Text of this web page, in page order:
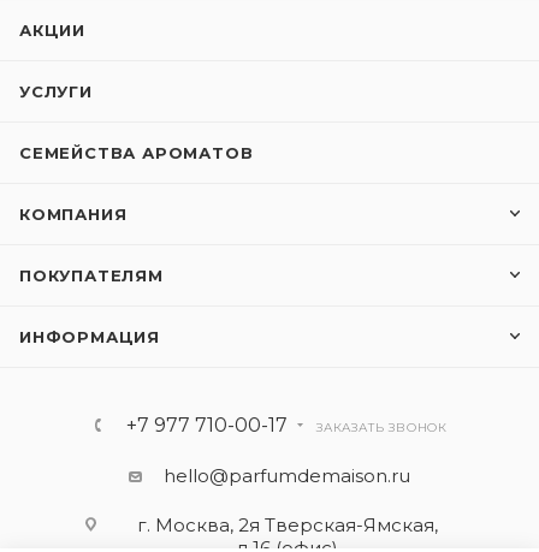
АКЦИИ
УСЛУГИ
СЕМЕЙСТВА АРОМАТОВ
КОМПАНИЯ
ПОКУПАТЕЛЯМ
ИНФОРМАЦИЯ
+7 977 710-00-17 ЗАКАЗАТЬ ЗВОНОК
hello@parfumdemaison.ru
г. Москва, 2я Тверская-Ямская,